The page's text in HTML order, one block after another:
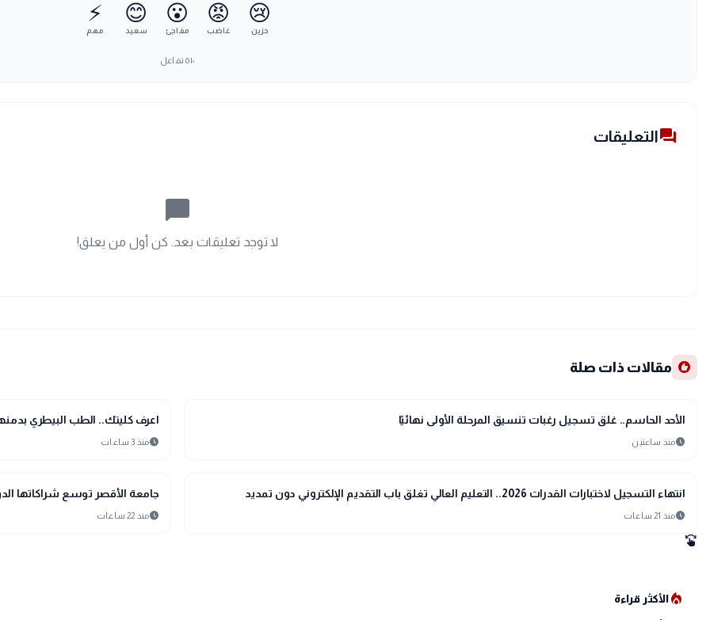
😢
حزين
😡
غاضب
😮
مفاجئ
😊
سعيد
⚡
مهم
٥١٠تفاعل
forumالتعليقات
chat_bubble_outline
لا توجد تعليقات بعد. كن أول من يعلق!
recommend مقالات ذات صلة
school
مدارس وجامعات
الأحد الحاسم.. غلق تسجيل رغبات تنسيق المرحلة الأولى نهائيًا
scheduleمنذ ساعتين school
مدارس وجامعات
اعرف كليتك.. الطب البيطري
scheduleمنذ 3 ساعات
school
مدارس وجامعات
انتهاء التسجيل لاختبارات القدرات 2026.. التعليم العالي تغلق باب التقديم الإلكتروني دون تمديد
scheduleمنذ 21 ساعات school
مدارس وجامعات
جامعة الأقصر توسع شراكاتها
scheduleمنذ 22 ساعات
swipe
local_fire_departmentالأكثر قراءة